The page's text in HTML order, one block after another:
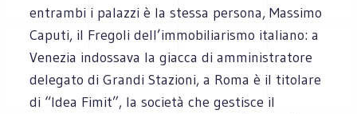
entrambi i palazzi è la stessa persona, Massimo
Caputi, il Fregoli dell’immobiliarismo italiano: a
Venezia indossava la giacca di amministratore
delegato di Grandi Stazioni, a Roma è il titolare
di “Idea Fimit”, la società che gestisce il